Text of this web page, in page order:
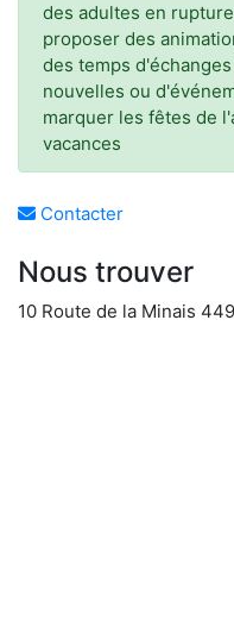
des adultes en
proposer des
des temps
nouvelles ou
marquer les fêtes de
vacances
Contacter
Nous trouver
10 Route de la Minais